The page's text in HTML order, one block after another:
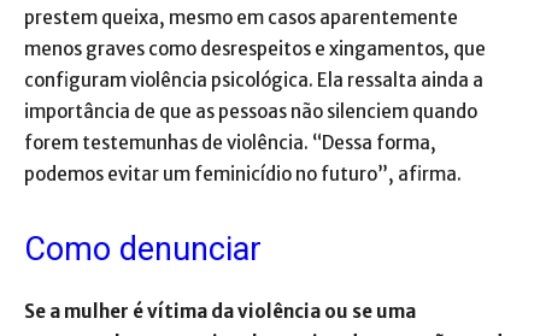
prestem queixa, mesmo em casos aparentemente
menos graves como desrespeitos e xingamentos, que
configuram violência psicológica. Ela ressalta ainda a
importância de que as pessoas não silenciem quando
forem testemunhas de violência. “Dessa forma,
podemos evitar um feminicídio no futuro”, afirma.
Como denunciar
Se a mulher é vítima da violência ou se uma